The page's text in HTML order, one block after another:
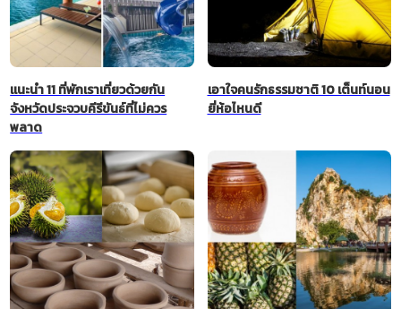
แนะนำ 11 ที่พักเราเที่ยวด้วยกัน
จังหวัดประจวบคีรีขันธ์ที่ไม่ควร
พลาด
เอาใจคนรักธรรมชาติ 10 เต็นท์นอน
ยี่ห้อไหนดี